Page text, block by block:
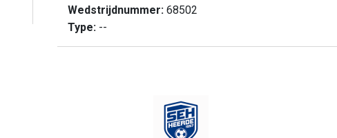
Wedstrijdnummer: 68502
Type: --